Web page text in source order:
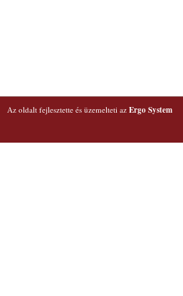
Az oldalt fejlesztette és üzemelteti az Ergo System